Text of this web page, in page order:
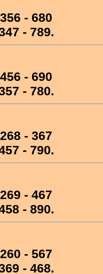
- 680
- 789.
- 690
- 780.
- 367
- 790.
- 467
- 890.
- 567
- 468.